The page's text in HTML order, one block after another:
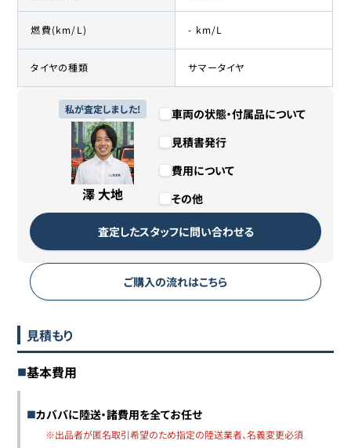
燃費(km/L) - km/L
タイヤの種類 サマータイヤ
私が査定しました!
澤 大地
車両の状態・付属品について
見積書発行
費用について
その他
査定したスタッフに問い合わせる
ご購入の流れはこちら
見積もり
基本費用
カババに陸送・諸費用を全てお任せ
※出品者が匿名取引希望のため指定の陸送業者、名義変更必須